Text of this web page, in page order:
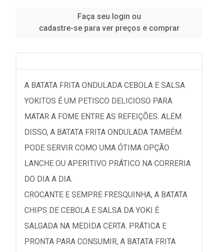
Faça seu login ou
cadastre-se para ver preços e comprar
A BATATA FRITA ONDULADA CEBOLA E SALSA
YOKITOS É UM PETISCO DELICIOSO PARA
MATAR A FOME ENTRE AS REFEIÇÕES. ALÉM
DISSO, A BATATA FRITA ONDULADA TAMBÉM
PODE SERVIR COMO UMA ÓTIMA OPÇÃO
LANCHE OU APERITIVO PRÁTICO NA CORRERIA
DO DIA A DIA.
CROCANTE E SEMPRE FRESQUINHA, A BATATA
CHIPS DE CEBOLA E SALSA DA YOKI É
SALGADA NA MEDIDA CERTA. PRÁTICA E
PRONTA PARA CONSUMIR, A BATATA FRITA